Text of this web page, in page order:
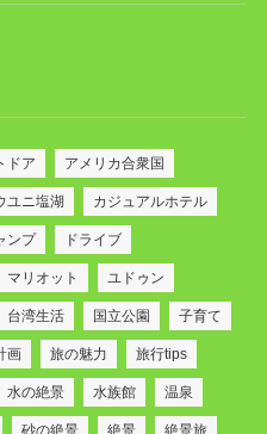
ドア アメリカ合衆国
ユニ塩湖 カジュアルホテル
ンプ ドライブ
マリオット ユドゥン
台湾生活 国立公園 子育て
画 旅の魅力 旅行tips
水の絶景 水族館 温泉